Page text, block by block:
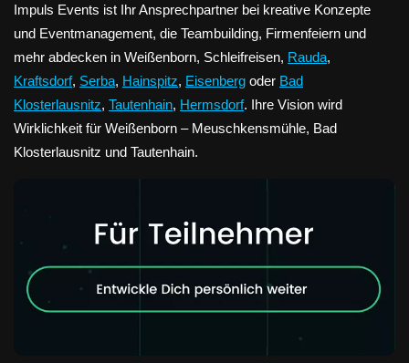
Impuls Events ist Ihr Ansprechpartner bei kreative Konzepte
und Eventmanagement, die Teambuilding, Firmenfeiern und
mehr abdecken in Weißenborn, Schleifreisen, Rauda,
Kraftsdorf, Serba, Hainspitz, Eisenberg oder Bad
Klosterlausnitz, Tautenhain, Hermsdorf. Ihre Vision wird
Wirklichkeit für Weißenborn – Meuschkensmühle, Bad
Klosterlausnitz und Tautenhain.